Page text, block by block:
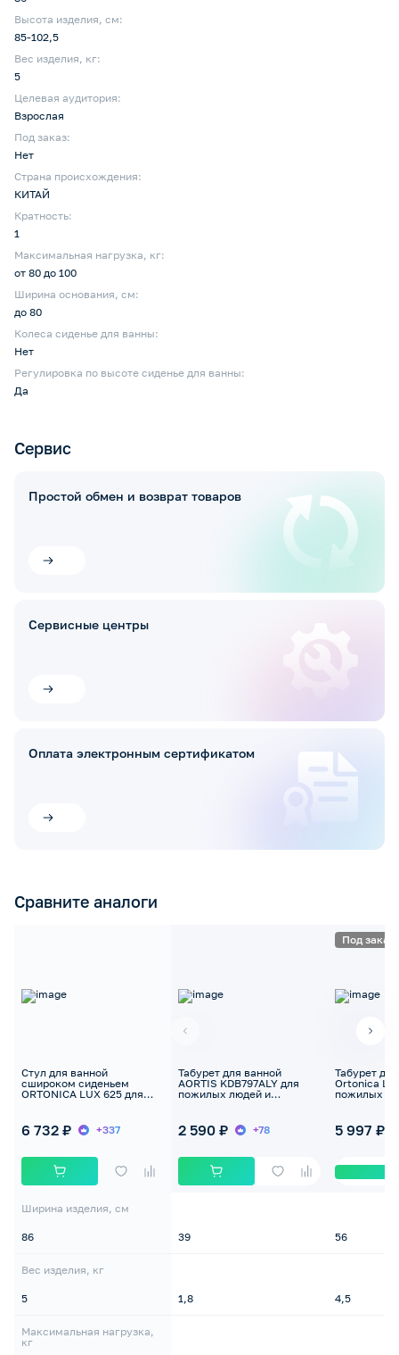
Высота изделия, см:
85-102,5
Вес изделия, кг:
5
Целевая аудитория:
Взрослая
Под заказ:
Нет
Страна происхождения:
КИТАЙ
Кратность:
1
Максимальная нагрузка, кг:
от 80 до 100
Ширина основания, см:
до 80
Колеса сиденье для ванны:
Нет
Регулировка по высоте сиденье для ванны:
Да
Сервис
Простой обмен и возврат товаров
Сервисные центры
Оплата электронным сертификатом
Сравните аналоги
Стул для ванной
сшироком сиденьем
ORTONICA LUX 625 для
6 732 ₽ +337
Ширина изделия, см
86
Вес изделия, кг
5
Максимальная нагрузка,
кг
Табурет для ванной
AORTIS KDB797ALY для
пожилых людей и
2 590 ₽ +78
39
1,8
Под заказ
Табурет
Ortonica
пожилых
5 997 ₽
56
4,5